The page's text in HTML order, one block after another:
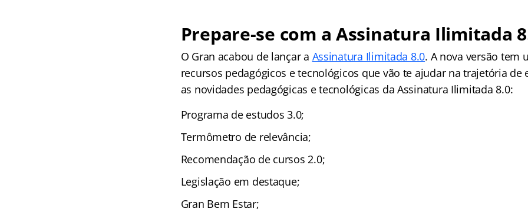
Prepare-se com a Assinatura Ilimitada
O Gran acabou de lançar a Assinatura Ilimitada 8.0. A nova versão tem
recursos pedagógicos e tecnológicos que vão te ajudar na trajetória de
as novidades pedagógicas e tecnológicas da Assinatura Ilimitada 8.0:
Programa de estudos 3.0;
Termômetro de relevância;
Recomendação de cursos 2.0;
Legislação em destaque;
Gran Bem Estar;